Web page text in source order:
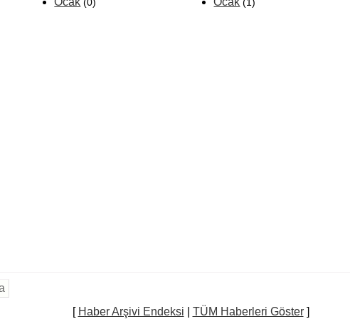
(0) (1)
[ Haber Arşivi Endeksi TÜM Haberleri Göster]